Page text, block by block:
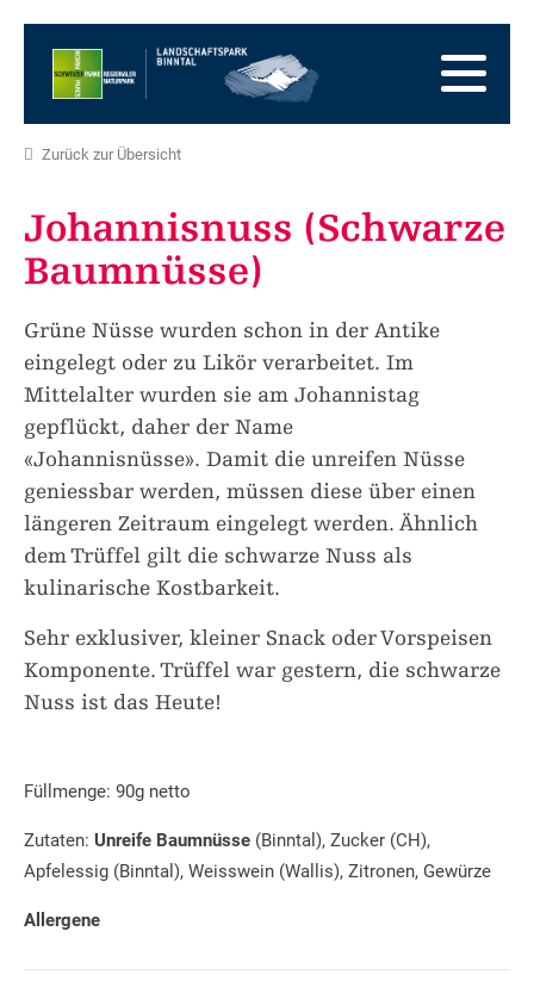
Startseite
Hauptnavigation
Zurück zur Übersicht
Johannisnuss (Schwarze
Baumnüsse)
Grüne Nüsse wurden schon in der Antike
eingelegt oder zu Likör verarbeitet. Im
Mittelalter wurden sie am Johannistag
gepflückt, daher der Name
«Johannisnüsse». Damit die unreifen Nüsse
geniessbar werden, müssen diese über einen
längeren Zeitraum eingelegt werden. Ähnlich
dem Trüffel gilt die schwarze Nuss als
kulinarische Kostbarkeit.
Sehr exklusiver, kleiner Snack oder Vorspeisen
Komponente. Trüffel war gestern, die schwarze
Nuss ist das Heute!
Füllmenge: 90g netto
Zutaten: Unreife Baumnüsse (Binntal), Zucker (CH),
Apfelessig (Binntal), Weisswein (Wallis), Zitronen, Gewürze
Allergene